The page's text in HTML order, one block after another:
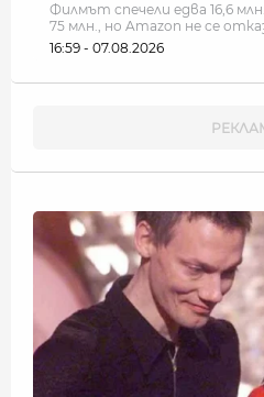
Филмът спечели едва 16,6
75 млн., но Amazon не се
16:59 - 07.08.2026